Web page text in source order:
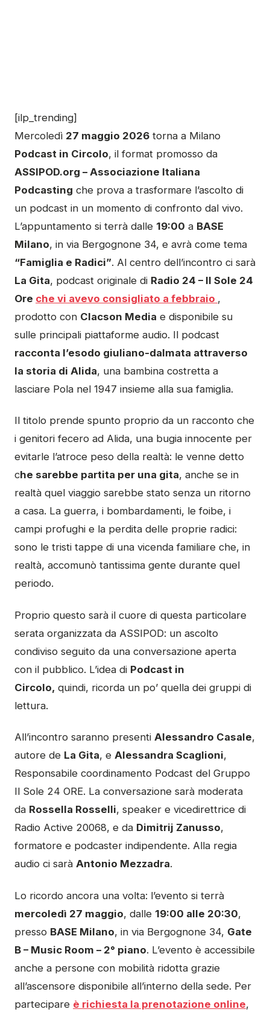
[ilp_trending]
Mercoledì 27 maggio 2026 torna a Milano
Podcast in Circolo, il format promosso da
ASSIPOD.org – Associazione Italiana
Podcasting che prova a trasformare l’ascolto di
un podcast in un momento di confronto dal vivo.
L’appuntamento si terrà dalle 19:00 a BASE
Milano, in via Bergognone 34, e avrà come tema
“Famiglia e Radici”. Al centro dell’incontro ci sarà
La Gita, podcast originale di Radio 24 – Il Sole 24
Ore che vi avevo consigliato a febbraio ,
prodotto con Clacson Media e disponibile su
sulle principali piattaforme audio. Il podcast
racconta l’esodo giuliano-dalmata attraverso
la storia di Alida, una bambina costretta a
lasciare Pola nel 1947 insieme alla sua famiglia.
Il titolo prende spunto proprio da un racconto che
i genitori fecero ad Alida, una bugia innocente per
evitarle l’atroce peso della realtà: le venne detto
che sarebbe partita per una gita, anche se in
realtà quel viaggio sarebbe stato senza un ritorno
a casa. La guerra, i bombardamenti, le foibe, i
campi profughi e la perdita delle proprie radici:
sono le tristi tappe di una vicenda familiare che, in
realtà, accomunò tantissima gente durante quel
periodo.
Proprio questo sarà il cuore di questa particolare
serata organizzata da ASSIPOD: un ascolto
condiviso seguito da una conversazione aperta
con il pubblico. L’idea di Podcast in
Circolo, quindi, ricorda un po’ quella dei gruppi di
lettura.
All’incontro saranno presenti Alessandro Casale,
autore de La Gita, e Alessandra Scaglioni,
Responsabile coordinamento Podcast del Gruppo
Il Sole 24 ORE. La conversazione sarà moderata
da Rossella Rosselli, speaker e vicedirettrice di
Radio Active 20068, e da Dimitrij Zanusso,
formatore e podcaster indipendente. Alla regia
audio ci sarà Antonio Mezzadra.
Lo ricordo ancora una volta: l’evento si terrà
mercoledì 27 maggio, dalle 19:00 alle 20:30,
presso BASE Milano, in via Bergognone 34, Gate
B – Music Room – 2° piano. L’evento è accessibile
anche a persone con mobilità ridotta grazie
all’ascensore disponibile all’interno della sede. Per
partecipare è richiesta la prenotazione online,